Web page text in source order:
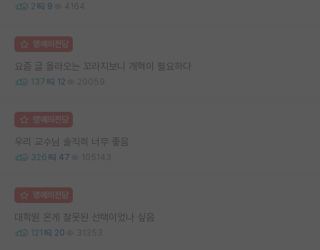
2 9 4164
명예의전당
요즘 글 올라오는 꼬라지보니 개혁이 필요하다
137 12 20059
명예의전당
우리 교수님 솔직히 너무 좋음
326 47 105143
명예의전당
대학원 온게 잘못된 선택이었나 싶음
121 20 31353